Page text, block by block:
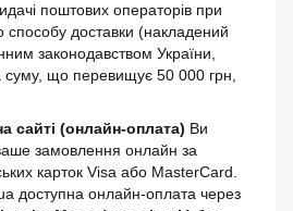
поштових операторів при
способу доставки (накладений
законодавством України,
суму, що перевищує 50 000 грн,
сайті (онлайн-оплата) Ви
замовлення онлайн за
карток Visa або MasterCard.
доступна онлайн-оплата через